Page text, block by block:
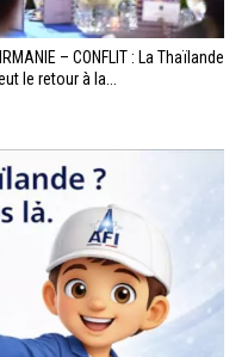
– CONFLIT : La Thaïlande
le retour à la...